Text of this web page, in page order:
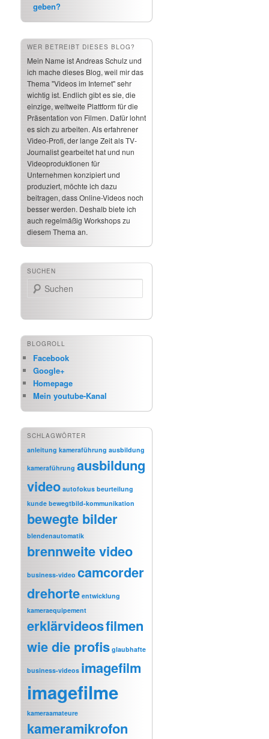
geben?
WER BETREIBT DIESES BLOG?
Mein Name ist Andreas Schulz und
ich mache dieses Blog, weil mir das
Thema "Videos im Internet" sehr
wichtig ist. Endlich gibt es sie, die
einzige, weltweite Plattform für die
Präsentation von Filmen. Dafür lohnt
es sich zu arbeiten. Als erfahrener
Video-Profi, der lange Zeit als TV-
Journalist gearbeitet hat und nun
Videoproduktionen für
Unternehmen konzipiert und
produziert, möchte ich dazu
beitragen, dass Online-Videos noch
besser werden. Deshalb biete ich
auch regelmäßig Workshops zu
diesem Thema an.
SUCHEN
Suchen
BLOGROLL
Facebook
Google+
Homepage
Mein youtube-Kanal
SCHLAGWÖRTER
anleitung kameraführung ausbildung
kameraführung ausbildung
video autofokus beurteilung
kunde bewegtbild-kommunikation
bewegte bilder
blendenautomatik
brennweite video
business-video camcorder
drehorte entwicklung
kameraequipement
erklärvideosfilmen
wie die profis glaubhafte
business-videos imagefilm
imagefilme
kameraamateure
kameramikrofon